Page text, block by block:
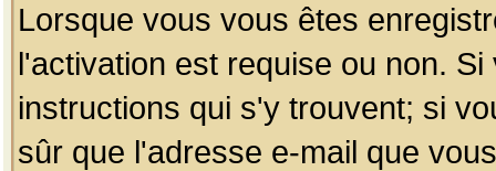
Lorsque vous vous êtes
l'activation est requise ou non.
instructions qui s'y trouvent; si
sûr que l'adresse e-mail que